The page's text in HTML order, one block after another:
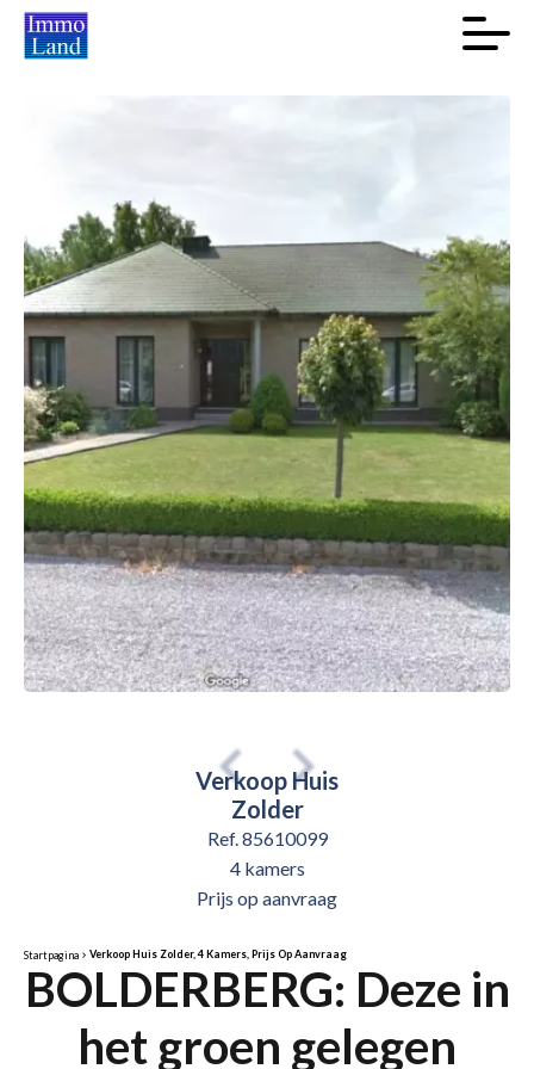
Verkoop Huis
Zolder
Ref. 85610099
4 kamers
Prijs op aanvraag
Startpagina Verkoop Huis Zolder, 4 Kamers, Prijs Op Aanvraag
BOLDERBERG: Deze in
het groen gelegen